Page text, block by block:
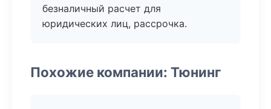
безналичный расчет для
юридических лиц, рассрочка.
Похожие компании: Тюнинг